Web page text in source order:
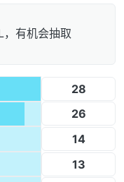
有机会抽取
28
26
14
13